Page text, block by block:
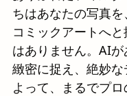
ちはあなたの写真を、
コミックアートへ
はありません。AI
緻密に捉え、絶妙
よって、まるでプ